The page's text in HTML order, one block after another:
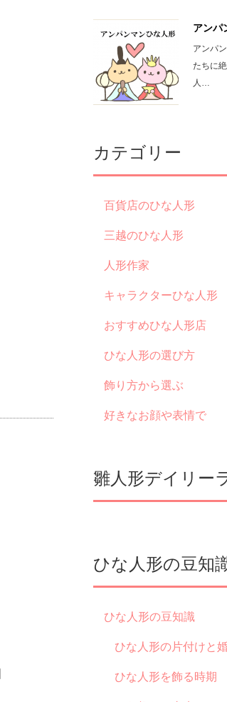
アンパ
アンパ
たちに
人…
カテゴリー
百貨店のひな人形
三越のひな人形
人形作家
キャラクターひな人形
おすすめひな人形店
ひな人形の選び方
飾り方から選ぶ
好きなお顔や表情で
雛人形デイリー
ひな人形の豆知
ひな人形の豆知識
ひな人形の片付けと
ひな人形を飾る時期